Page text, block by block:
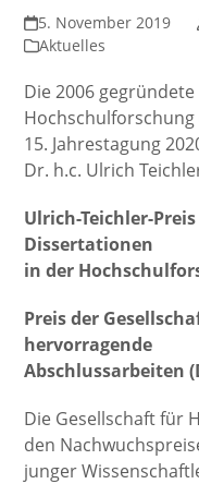
5. November 2019
Aktuelles
Die 2006
15. Jahrestagung
Dr. h.c. Ulrich
Ulrich-Teichler-
Dissertationen
in der Hochschulfor
Preis der
hervorragende
Abschlussarbeiten
Die Gesellschaft für
den
junger